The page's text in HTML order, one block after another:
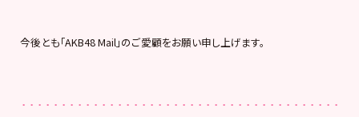
今後とも｢AKB48 Mail｣のご愛顧をお願い申し上げます。